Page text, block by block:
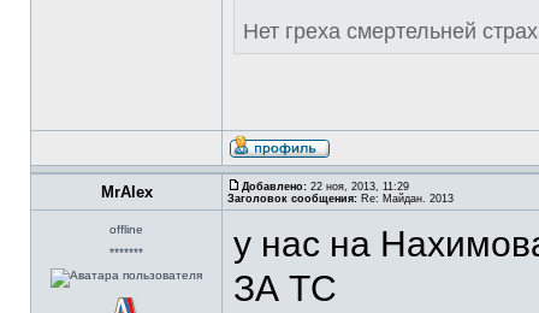
Нет греха смертельней
MrAlex Добавлено: 22 ноя, 2013, 11:29
Заголовок сообщения: Re: Майдан. 2013
offline
*******
у нас на
ЗА ТС